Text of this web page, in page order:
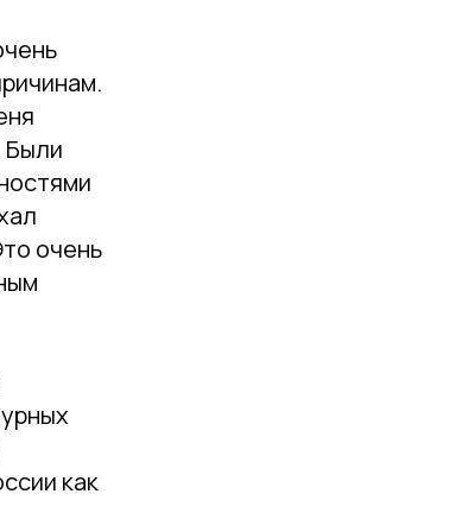
Были
очень
как